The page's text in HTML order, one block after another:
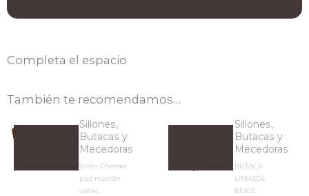
Completa el espacio
También te recomendamos…
Sillones,
Butacas y
Mecedoras
Sillón Chester
piel marrón
coñac
Sillones,
Butacas y
Mecedoras
BUTACA
LIMASOL
BEIGE